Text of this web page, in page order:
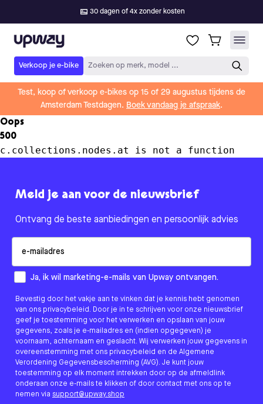
30 dagen of 4x zonder kosten
Upway
Verkoop je e-bike Zoeken op merk, model ...
Test, koop of verkoop e-bikes op 15 of 29 augustus tijdens de
Amsterdam Testdagen. Boek vandaag je afspraak.
Oops
500
c.collections.nodes.at is not a function
Meld je aan voor de nieuwsbrief
Ontvang de beste aanbiedingen en persoonlijk advies
How would you like to hear from us?
Ja, ik wil marketing-e-mails van Upway ontvangen.
Bevestig door het vakje aan te vinken dat je kennis hebt genomen
van ons privacybeleid. Door je in te schrijven voor onze nieuwsbrief
geef je toestemming voor het verwerken en opslaan van jouw
gegevens, zoals je e-mailadres en (indien opgegeven) je
voornaam, achternaam en geslacht. Wij verwerken jouw gegevens in
overeenstemming met ons privacybeleid en de Algemene
Verordening Gegevensbescherming (AVG). Je kunt jouw
toestemming op elk moment intrekken door op de afmeldlink
onderaan onze e-mails te klikken of door contact met ons op te
nemen via support@upway.shop